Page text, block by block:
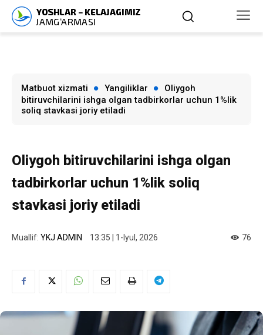
Matbuot xizmati Yangiliklar
Oliygoh
bitiruvchilarini ishga olgan tadbirkorlar uchun 1%lik
soliq stavkasi joriy etiladi
Oliygoh bitiruvchilarini ishga olgan
tadbirkorlar uchun 1%lik soliq
stavkasi joriy etiladi
Muallif: YKJ ADMIN 13:35 | 1-Iyul, 2026 76